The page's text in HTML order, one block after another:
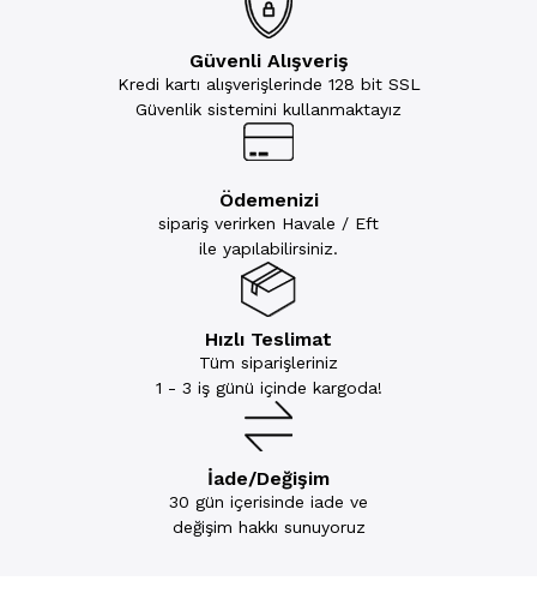
Güvenli Alışveriş
Kredi kartı alışverişlerinde 128 bit SSL
Güvenlik sistemini kullanmaktayız
Ödemenizi
sipariş verirken Havale / Eft
ile yapılabilirsiniz.
Hızlı Teslimat
Tüm siparişleriniz
1 - 3 iş günü içinde kargoda!
İade/Değişim
30 gün içerisinde iade ve
değişim hakkı sunuyoruz